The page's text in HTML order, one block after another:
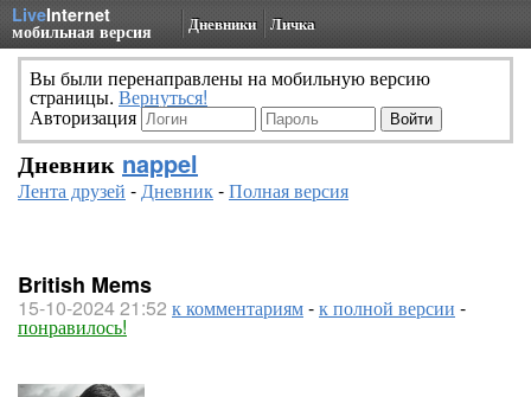
LiveInternet
мобильная версия Дневники Личка
Вы были перенаправлены на мобильную версию
страницы. Вернуться!
Авторизация
Дневник nappel
Лента друзей -Дневник-Полная версия
British Mems
15-10-2024 21:52 к комментариям-к полной версии -
понравилось!